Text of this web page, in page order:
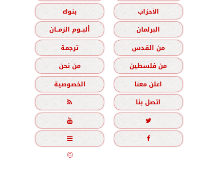
الأحزاب
بنوك
البرلمان
ألبــوم الزمــان
من القدس
ترجمة
من فلسطين
من نحن
اعلن معنا
الخصوصية
اتصل بنا





جميع الحقوق محفوظة©